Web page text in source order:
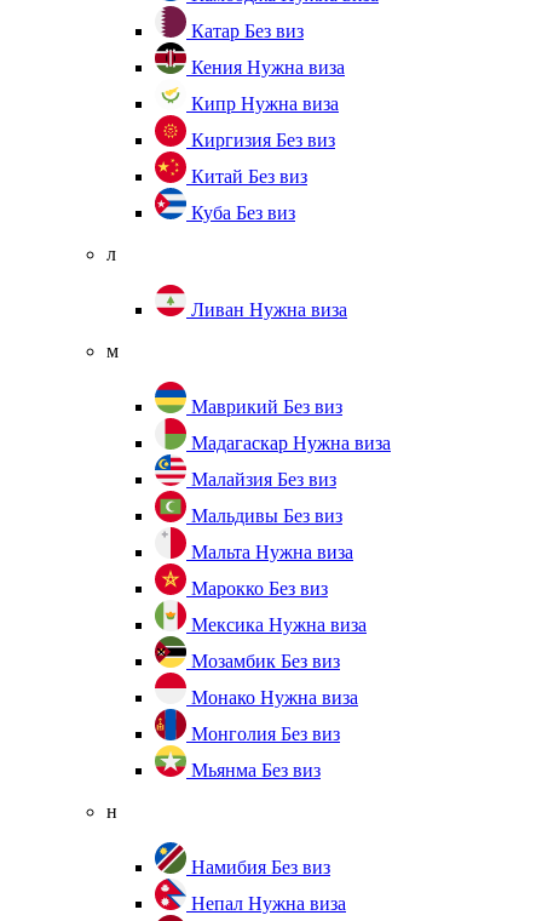
Катар Без виз
Кения Нужна виза
Кипр Нужна виза
Киргизия Без виз
Китай Без виз
Куба Без виз
л
Ливан Нужна виза
м
Маврикий Без виз
Мадагаскар Нужна виза
Малайзия Без виз
Мальдивы Без виз
Мальта Нужна виза
Марокко Без виз
Мексика Нужна виза
Мозамбик Без виз
Монако Нужна виза
Монголия Без виз
Мьянма Без виз
н
Намибия Без виз
Непал Нужна виза